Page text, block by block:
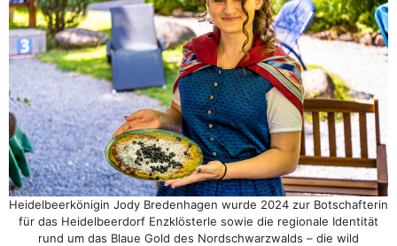
Heidelbeerkönigin Jody Bredenhagen wurde 2024 zur Botschafterin
für das Heidelbeerdorf Enzklösterle sowie die regionale Identität
rund um das Blaue Gold des Nordschwarzwalds – die wild